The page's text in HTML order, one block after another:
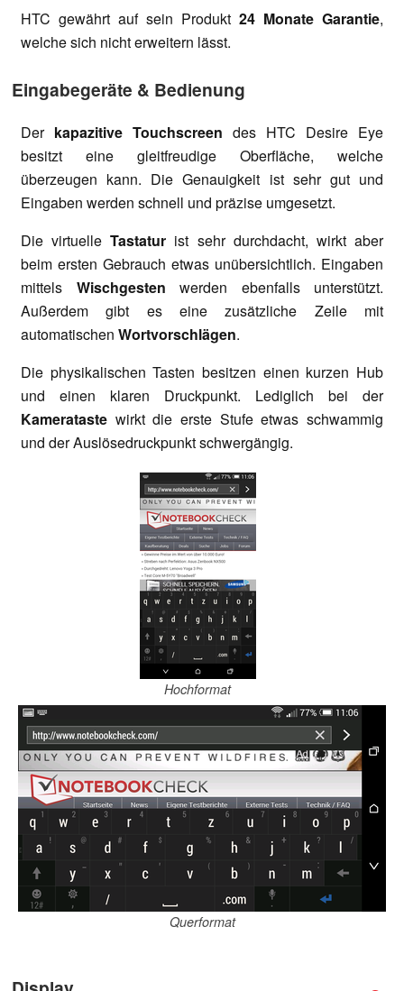
HTC gewährt auf sein Produkt 24 Monate Garantie,
welche sich nicht erweitern lässt.
Eingabegeräte & Bedienung
Der kapazitive Touchscreen des HTC Desire Eye
besitzt eine gleitfreudige Oberfläche, welche
überzeugen kann. Die Genauigkeit ist sehr gut und
Eingaben werden schnell und präzise umgesetzt.
Die virtuelleTastatur ist sehr durchdacht, wirkt aber
beim ersten Gebrauch etwas unübersichtlich. Eingaben
mittels Wischgesten werden ebenfalls unterstützt.
Außerdem gibt es eine zusätzliche Zeile mit
automatischen Wortvorschlägen.
Die physikalischen Tasten besitzen einen kurzen Hub
und einen klaren Druckpunkt. Lediglich bei der
Kamerataste wirkt die erste Stufe etwas schwammig
und der Auslösedruckpunkt schwergängig.
Hochformat
Querformat